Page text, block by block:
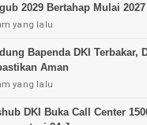
2029 Bertahap Mulai 2027
yang lalu
Bapenda DKI Terbakar,
Aman
yang lalu
DKI Buka Call Center